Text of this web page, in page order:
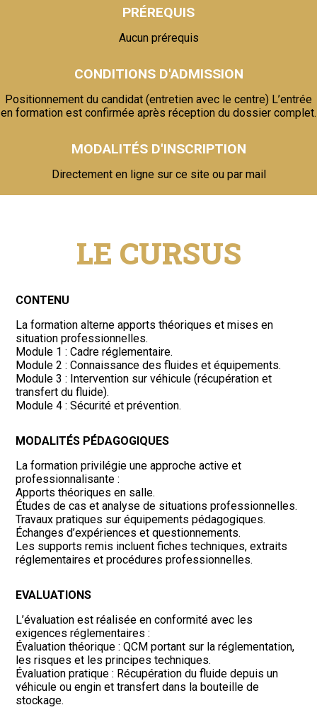
PRÉREQUIS
Aucun prérequis
CONDITIONS D'ADMISSION
Positionnement du candidat (entretien avec le centre) L’entrée
en formation est confirmée après réception du dossier complet.
MODALITÉS D'INSCRIPTION
Directement en ligne sur ce site ou par mail
LE CURSUS
CONTENU
La formation alterne apports théoriques et mises en
situation professionnelles.
Module 1 : Cadre réglementaire.
Module 2 : Connaissance des fluides et équipements.
Module 3 : Intervention sur véhicule (récupération et
transfert du fluide).
Module 4 : Sécurité et prévention.
MODALITÉS PÉDAGOGIQUES
La formation privilégie une approche active et
professionnalisante :
Apports théoriques en salle.
Études de cas et analyse de situations professionnelles.
Travaux pratiques sur équipements pédagogiques.
Échanges d’expériences et questionnements.
Les supports remis incluent fiches techniques, extraits
réglementaires et procédures professionnelles.
EVALUATIONS
L’évaluation est réalisée en conformité avec les
exigences réglementaires :
Évaluation théorique : QCM portant sur la réglementation,
les risques et les principes techniques.
Évaluation pratique : Récupération du fluide depuis un
véhicule ou engin et transfert dans la bouteille de
stockage.